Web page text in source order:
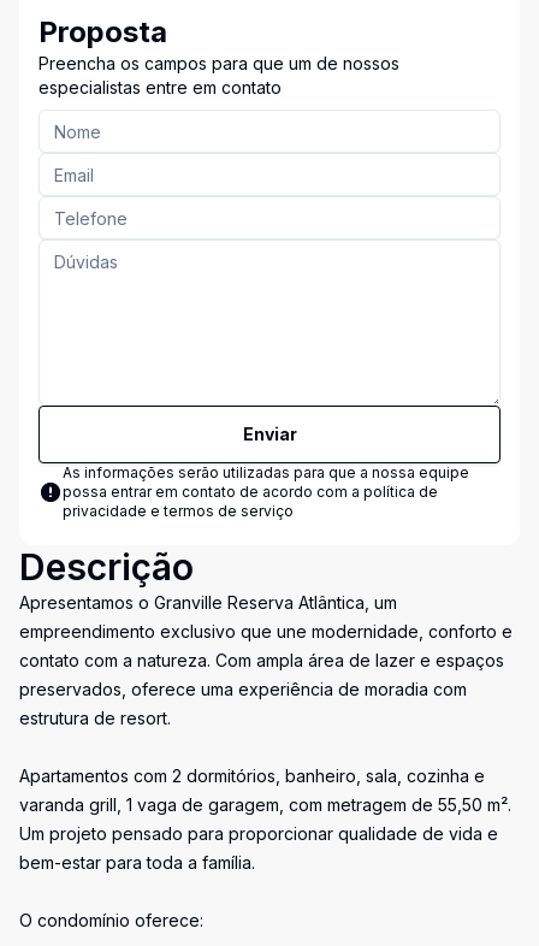
Proposta
Preencha os campos para que um de nossos
especialistas entre em contato
Enviar
As informações serão utilizadas para que a nossa equipe
possa entrar em contato de acordo com a política de
privacidade e termos de serviço
Descrição
Apresentamos o Granville Reserva Atlântica, um
empreendimento exclusivo que une modernidade, conforto e
contato com a natureza. Com ampla área de lazer e espaços
preservados, oferece uma experiência de moradia com
estrutura de resort.
Apartamentos com 2 dormitórios, banheiro, sala, cozinha e
varanda grill, 1 vaga de garagem, com metragem de 55,50 m².
Um projeto pensado para proporcionar qualidade de vida e
bem-estar para toda a família.
O condomínio oferece: